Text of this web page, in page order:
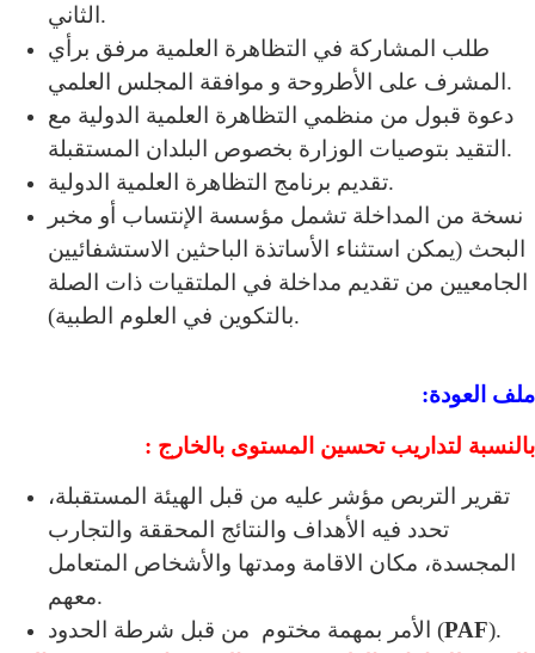
الثاني.
طلب المشاركة في التظاهرة العلمية مرفق برأي
المشرف على الأطروحة و موافقة المجلس العلمي.
دعوة قبول من منظمي التظاهرة العلمية الدولية مع
التقيد بتوصيات الوزارة بخصوص البلدان المستقبلة.
تقديم برنامج التظاهرة العلمية الدولية.
نسخة من المداخلة تشمل مؤسسة الإنتساب أو مخبر
البحث (يمكن استثناء الأساتذة الباحثين الاستشفائيين
الجامعيين من تقديم مداخلة في الملتقيات ذات الصلة
بالتكوين في العلوم الطبية).
ملف العودة:
بالنسبة لتداريب تحسين المستوى بالخارج :
تقرير التربص مؤشر عليه من قبل الهيئة المستقبلة،
تحدد فيه الأهداف والنتائج المحققة والتجارب
المجسدة، مكان الاقامة ومدتها والأشخاص المتعامل
معهم.
الأمر بمهمة مختوم من قبل شرطة الحدود (PAF).